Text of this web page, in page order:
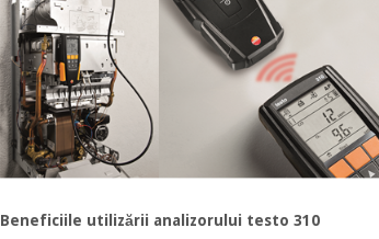
Beneficiile utilizării analizorului testo 310